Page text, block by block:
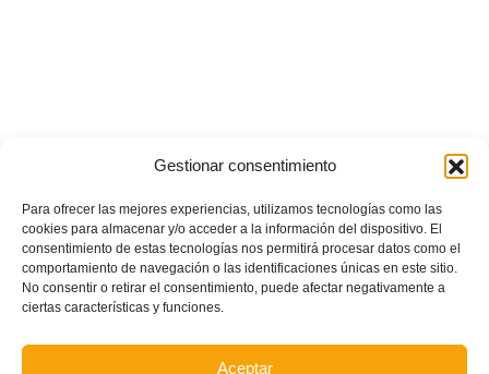
Gestionar consentimiento
Para ofrecer las mejores experiencias, utilizamos tecnologías como las
cookies para almacenar y/o acceder a la información del dispositivo. El
consentimiento de estas tecnologías nos permitirá procesar datos como el
comportamiento de navegación o las identificaciones únicas en este sitio.
No consentir o retirar el consentimiento, puede afectar negativamente a
ciertas características y funciones.
Aceptar